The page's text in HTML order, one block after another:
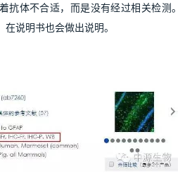
抗体不合适，而是没有经过相关检测。
说明书也会做出说明。